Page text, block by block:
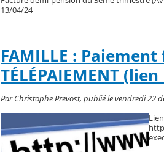
13/04/24
FAMILLE :
TÉLÉPAIEMENT (lien
Par Christophe Prevost, publié le vendredi 22